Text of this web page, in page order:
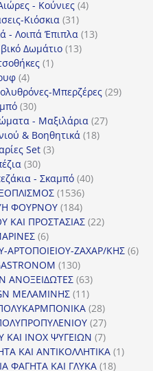
- Κούνιες 44
Κιόσκια 3131
προϊόντα
- Λοιπά Έπιπλα 1313
Δωμάτιο 1313
11
44
προϊόνταΜπερζέρες 2929
3030
προϊόντα
- Μαξιλάρια 2727
& Βοηθητικά 1818
Set 33
3030
προϊόντα
- Σκαμπό 4040
15361536
προϊόντα
ΦΟΥΡΝΟΥ 184184
προϊόντα
ΚΑΙ ΠΡΟΣΤΑΣΙΑΣ 2222
66
προϊόνταΖΑΧΑΡ/ΚΗΣ 66
130130
προϊόντα
ΑΝΟΞΕΙΔΩΤΕΣ 6363
ΜΕΛΑΜΙΝΗΣ 1111
προϊόντα
2828
προϊόντα
2727
προϊόντα
ΚΑΙ INOX ΨΥΓΕΙΩΝ 77
προϊόντα
ΚΑΙ ΑΝΤΙΚΟΛΛΗΤΙΚΑ 11
ΦΑΓΗΤΑ ΚΑΙ ΓΛΥΚΑ 1818